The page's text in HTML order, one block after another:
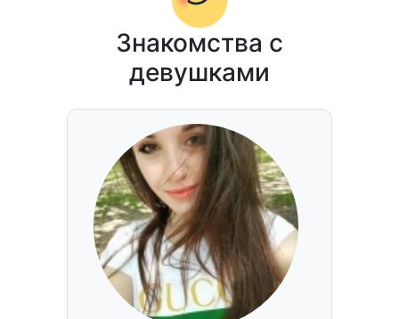
Знакомства с
девушками